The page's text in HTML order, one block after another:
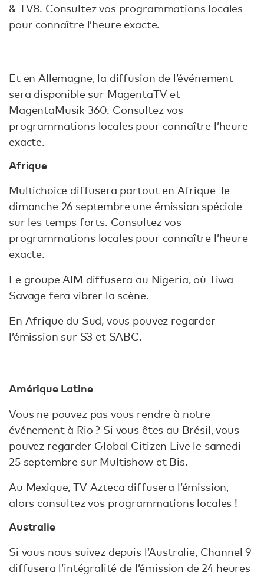
& TV8. Consultez vos programmations locales
pour connaître l’heure exacte.
Et en Allemagne, la diffusion de l’événement
sera disponible sur MagentaTV et
MagentaMusik 360. Consultez vos
programmations locales pour connaître l’heure
exacte.
Afrique
Multichoice diffusera partout en Afrique le
dimanche 26 septembre une émission spéciale
sur les temps forts. Consultez vos
programmations locales pour connaître l’heure
exacte.
Le groupe AIM diffusera au Nigeria, où Tiwa
Savage fera vibrer la scène.
En Afrique du Sud, vous pouvez regarder
l’émission sur S3 et SABC.
Amérique Latine
Vous ne pouvez pas vous rendre à notre
événement à Rio ? Si vous êtes au Brésil, vous
pouvez regarder Global Citizen Live le samedi
25 septembre sur Multishow et Bis.
Au Mexique, TV Azteca diffusera l’émission,
alors consultez vos programmations locales !
Australie
Si vous nous suivez depuis l’Australie, Channel 9
diffusera l’intégralité de l’émission de 24 heures